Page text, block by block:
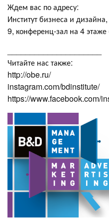
Ждем вас по адресу:
Институт бизнеса и
9, конференц-зал на 4 этаже
Читайте нас также:
http://obe.ru/
instagram.com/bdinstitute/
https://www.facebook.com/